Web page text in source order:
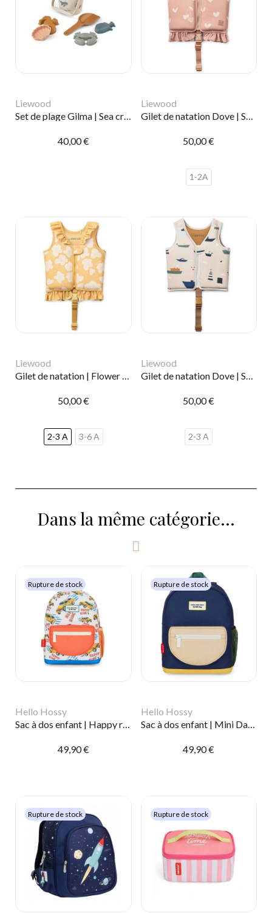
Liewood
Set de plage Gilma | Sea creature
40,00 €
Liewood
Gilet de natation Dove | Sweethearts
50,00 €
1-2A
Liewood
50,00 €
2-3 A 3-6 A
Liewood
50,00 €
2-3 A
Dans la même catégorie...
Rupture de stock
Hello Hossy
Sac à dos enfant | Happy ride
49,90 €
Rupture de stock
Hello Hossy
Sac à dos enfant | Mini Dark Blue
49,90 €
Rupture de stock Rupture de stock